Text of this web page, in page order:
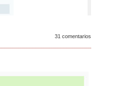
31 comentarios